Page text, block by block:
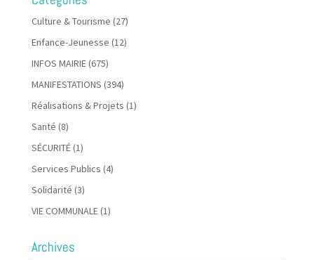
Culture & Tourisme (27)
Enfance-Jeunesse (12)
INFOS MAIRIE(675)
MANIFESTATIONS (394)
Réalisations & Projets (1)
Santé (8)
SÉCURITÉ(1)
Services Publics (4)
Solidarité (3)
VIE COMMUNALE(1)
Archives